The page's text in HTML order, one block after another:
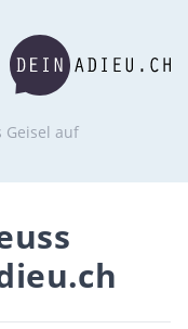
Geisel auf